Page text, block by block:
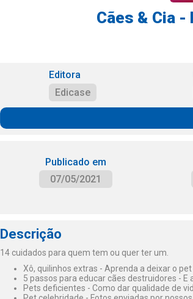
Cães & Cia
Editora
Edicase
Publicado em
07/05/2021
Descrição
14 cuidados para quem tem ou quer ter um.
Xô, quilinhos extras - Aprenda a deixar o
5 passos para educar cães destruidores -
Pets deficientes - Como dar qualidade de